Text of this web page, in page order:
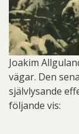
Joakim
vägar. Den
självlysande
följande vis: